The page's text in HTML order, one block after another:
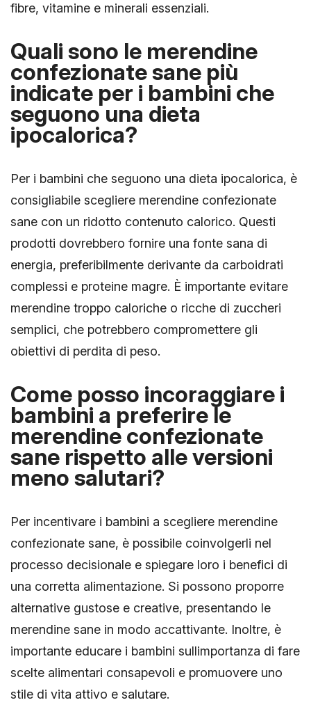
fibre, vitamine e minerali essenziali.
Quali sono le merendine
confezionate sane più
indicate per i bambini che
seguono una dieta
ipocalorica?
Per i bambini che seguono una dieta ipocalorica, è
consigliabile scegliere merendine confezionate
sane con un ridotto contenuto calorico. Questi
prodotti dovrebbero fornire una fonte sana di
energia, preferibilmente derivante da carboidrati
complessi e proteine magre. È importante evitare
merendine troppo caloriche o ricche di zuccheri
semplici, che potrebbero compromettere gli
obiettivi di perdita di peso.
Come posso incoraggiare i
bambini a preferire le
merendine confezionate
sane rispetto alle versioni
meno salutari?
Per incentivare i bambini a scegliere merendine
confezionate sane, è possibile coinvolgerli nel
processo decisionale e spiegare loro i benefici di
una corretta alimentazione. Si possono proporre
alternative gustose e creative, presentando le
merendine sane in modo accattivante. Inoltre, è
importante educare i bambini sullimportanza di fare
scelte alimentari consapevoli e promuovere uno
stile di vita attivo e salutare.